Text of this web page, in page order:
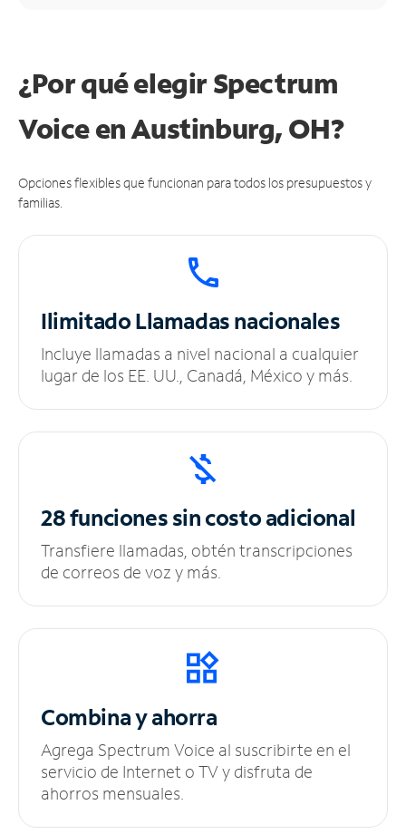
¿Por qué elegir Spectrum
Voice en Austinburg, OH?
Opciones flexibles que funcionan para todos los presupuestos y
familias.
IlimitadoLlamadas nacionales
Incluye llamadas a nivel nacional a cualquier
lugar de los EE. UU., Canadá, México y más.
28 funciones sincosto adicional
Transfiere llamadas, obtén transcripciones
de correos de voz y más.
Combina y ahorra
Agrega Spectrum Voice al suscribirte en el
servicio de Internet o TV y disfruta de
ahorros mensuales.